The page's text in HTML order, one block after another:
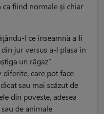
ca fiind normale şi chiar
l ce înseamnă a fi
jur versus a-l plasa în
un răgaz”
care pot face
sau mai scăzut de
din poveste, adesea
de animale